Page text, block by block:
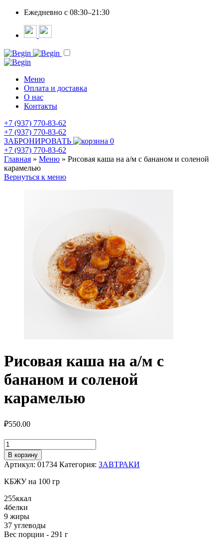
Ежедневно c 08:30–21:30
Меню
Оплата и доставка
О нас
Контакты
+7 (937) 770-83-62
+7 (937) 770-83-62
ЗАБРОНИРОВАТЬ
0
+7 (937) 770-83-62
Главная » Меню » Рисовая каша на а/м с бананом и соленой
карамелью
Вернуться к меню
Рисовая каша на а/м с
бананом и соленой
карамелью
₽550.00
Количество
товара
Рисовая
каша
на
м
с
бананом
и
соленой
В корзину
Артикул: 01734 Категория: ЗАВТРАКИ
КБЖУ на 100 гр
255ккал
4белки
9 жиры
37 углеводы
Вес порции - 291 г